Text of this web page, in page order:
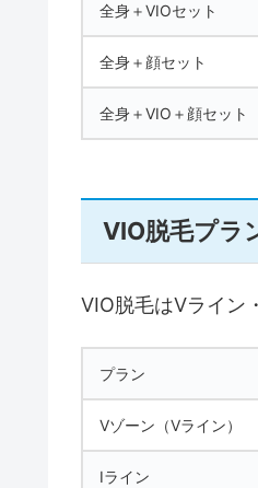
全身＋VIOセット
全身＋顔セット
全身＋VIO＋顔セット
VIO脱毛プラ
VIO脱毛はVライン
プラン
Vゾーン（Vライン）
Iライン